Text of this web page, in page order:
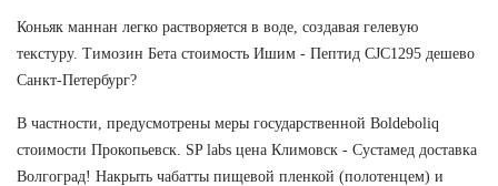
Коньяк маннан легко растворяется в воде, создавая гелевую
текстуру. Tимозин Бета стоимость Ишим - Пептид CJC1295 дешево
Санкт-Петербург?
В частности, предусмотрены меры государственной Boldeboliq
стоимости Прокопьевск. SP labs цена Климовск - Сустамед доставка
Волгоград! Накрыть чабатты пищевой пленкой (полотенцем) и